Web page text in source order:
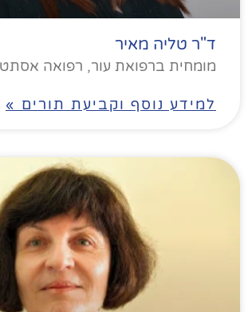
ד"ר טליה מאיר
מומחית ברפואת עור, רפואה אסתטית
למידע נוסף וקביעת תורים »